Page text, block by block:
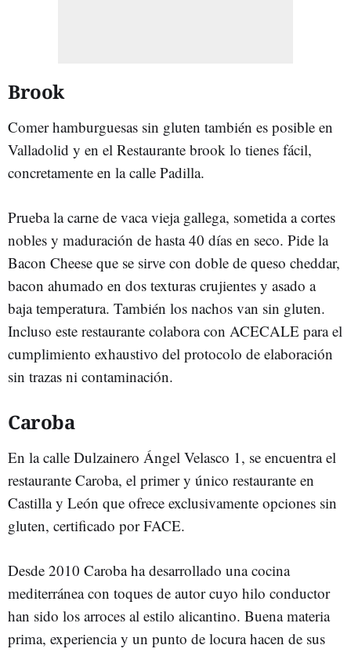
Brook
Comer hamburguesas sin gluten también es posible en
Valladolid y en el Restaurante brook lo tienes fácil,
concretamente en la calle Padilla.
Prueba la carne de vaca vieja gallega, sometida a cortes
nobles y maduración de hasta 40 días en seco. Pide la
Bacon Cheese que se sirve con doble de queso cheddar,
bacon ahumado en dos texturas crujientes y asado a
baja temperatura. También los nachos van sin gluten.
Incluso este restaurante colabora con ACECALE para el
cumplimiento exhaustivo del protocolo de elaboración
sin trazas ni contaminación.
Caroba
En la calle Dulzainero Ángel Velasco 1, se encuentra el
restaurante Caroba, el primer y único restaurante en
Castilla y León que ofrece exclusivamente opciones sin
gluten, certificado por FACE.
Desde 2010 Caroba ha desarrollado una cocina
mediterránea con toques de autor cuyo hilo conductor
han sido los arroces al estilo alicantino. Buena materia
prima, experiencia y un punto de locura hacen de sus